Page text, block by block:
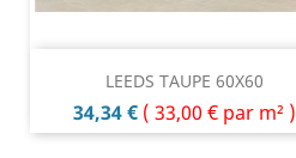
LEEDS TAUPE 60X60
Prix
34,34 € ( 33,00 € par m² )